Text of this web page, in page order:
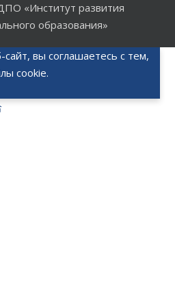
«Институт развития
образования»
вы соглашаетесь с тем,
cookie.